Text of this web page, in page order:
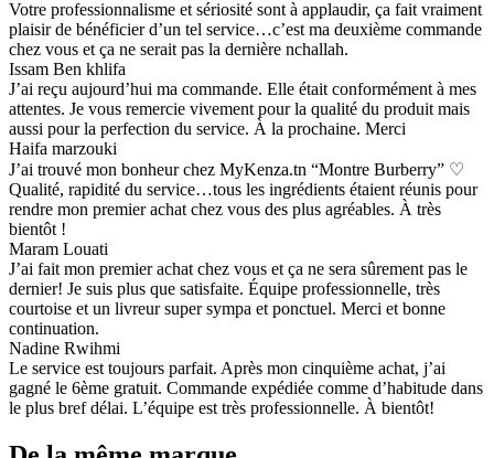
Votre professionnalisme et sériosité sont à applaudir, ça fait vraiment
plaisir de bénéficier d’un tel service…c’est ma deuxième commande
chez vous et ça ne serait pas la dernière nchallah.
Issam Ben khlifa
J’ai reçu aujourd’hui ma commande. Elle était conformément à mes
attentes. Je vous remercie vivement pour la qualité du produit mais
aussi pour la perfection du service. À la prochaine. Merci
Haifa marzouki
J’ai trouvé mon bonheur chez MyKenza.tn “Montre Burberry” ♡
Qualité, rapidité du service…tous les ingrédients étaient réunis pour
rendre mon premier achat chez vous des plus agréables. À très
bientôt !
Maram Louati
J’ai fait mon premier achat chez vous et ça ne sera sûrement pas le
dernier! Je suis plus que satisfaite. Équipe professionnelle, très
courtoise et un livreur super sympa et ponctuel. Merci et bonne
continuation.
Nadine Rwihmi
Le service est toujours parfait. Après mon cinquième achat, j’ai
gagné le 6ème gratuit. Commande expédiée comme d’habitude dans
le plus bref délai. L’équipe est très professionnelle. À bientôt!